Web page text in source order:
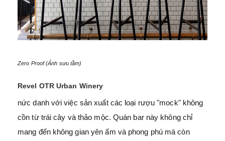
Zero Proof (Ảnh sưu tầm)
Revel OTR Urban Winery
nức danh với việc sản xuất các loại rượu "mock" không
cồn từ trái cây và thảo mộc. Quán bar này không chỉ
mang đến không gian yên ấm và phong phú mà còn